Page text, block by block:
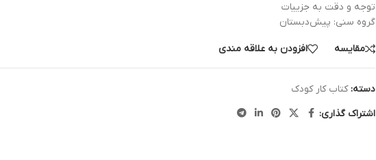
توجه و دقت به جزییات
گروه سنی: پيش‌دبستان
مقایسه افزودن به علاقه مندی
دسته: کتاب کار کودک
اشتراک گذاری: